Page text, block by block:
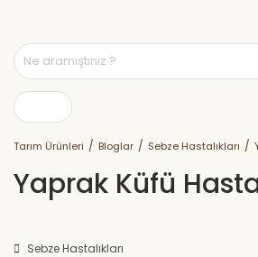
Tarım Ürünleri Bloglar Sebze Hastalıkları
Yaprak Küfü
Sebze Hastalıkları